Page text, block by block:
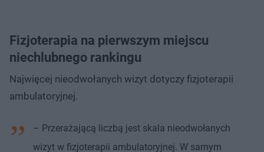
Fizjoterapia na pierwszym miejscu
niechlubnego rankingu
Najwięcej nieodwołanych wizyt dotyczy fizjoterapii
ambulatoryjnej.
– Przerażającą liczbą jest skala nieodwołanych
wizyt w fizjoterapii ambulatoryjnej. W samym